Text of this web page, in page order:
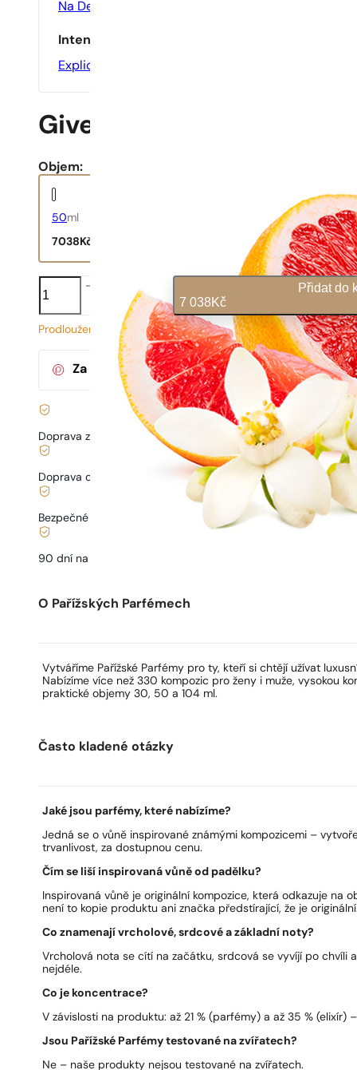
Na Den
Intenzita
Explicitní
Givenchy L’interdit
Objem:
50ml
7038Kč
Givenchy
L'interdit
Přidat do
7 038Kč
Prodloužená doba dodání
|
141Kč/ 1ml, včetně DPH
Za nákup tohoto produktu získáte117bodův
Doprava zdarma od 899 Kč
Doprava od
Bezpečné nakupování a platby
90 dní na
O Pařížských Parfémech
Vytváříme Pařížské Parfémy pro ty, kteří si chtějí užívat
Nabízíme více než 330 kompozic pro ženy i muže, vysokou
praktické objemy 30, 50 a 104 ml.
Často kladené otázky
Jaké jsou parfémy, které nabízíme?
Jedná se o vůně inspirované známými kompozicemi –
trvanlivost, za dostupnou cenu.
Čím se liší inspirovaná vůně od padělku?
Inspirovaná vůně je originální kompozice, která odkazuje na
není to kopie produktu ani značka předstírající, že je
Co znamenají vrcholové, srdcové a základní noty?
Vrcholová nota se cítí na začátku, srdcová se vyvíjí po chvíli
nejdéle.
Co je koncentrace?
V závislosti na produktu: až 21 % (parfémy) a až 35 % (elixír)
Jsou Pařížské Parfémy testované na zvířatech?
Ne – naše produkty nejsou testované na zvířatech.